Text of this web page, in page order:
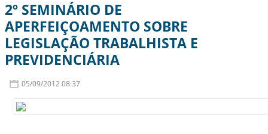
2º SEMINÁRIO DE
APERFEIÇOAMENTO SOBRE
LEGISLAÇÃO TRABALHISTA E
PREVIDENCIÁRIA
05/09/2012 08:37